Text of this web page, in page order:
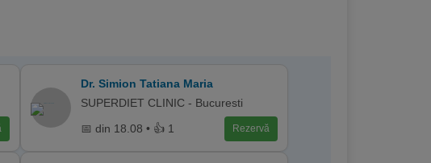
Dr. Simion Tatiana Maria
SUPERDIET CLINIC - Bucuresti
📅 din 18.08 • 👍 1 Rezervă